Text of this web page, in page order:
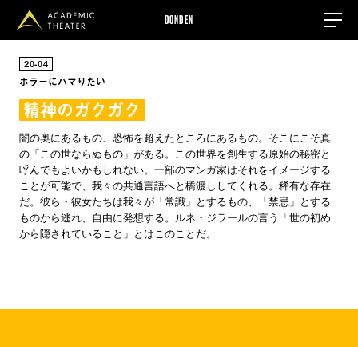
DONDEN
20 04
ホラーにハマりたい
精神のガクガク
闇の奥にあるもの、恐怖を超えたところにあるもの。そこにこそ真
の「この世ならぬもの」がある。この世界を創生する原始の秘密と
呼んでもよいかもしれない。一部のマンガ家はそれをイメージする
ことが可能で、我々の共通言語へと橋渡ししてくれる。稀有な存在
だ。彼ら・彼女たちは我々が「常識」とするもの、「禁忌」とする
ものから逃れ、自由に発想する。ルネ・ジラールの言う「世の初め
から隠されていること」とはこのことだ。